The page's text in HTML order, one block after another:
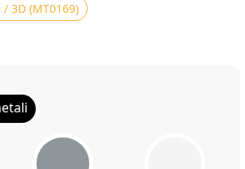
3D (MT0169)